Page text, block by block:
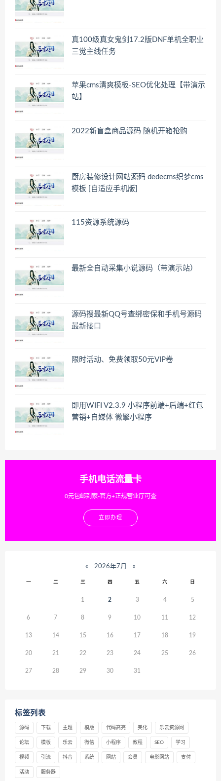
真100级真女鬼剑17.2版DNF单机全职业
三觉主线任务
苹果cms清爽模板-SEO优化处理【带演示
站】
2022新盲盒商品源码 随机开箱抢购
厨房装修设计网站源码 dedecms织梦cms
模板 [自适应手机版]
115资源系统源码
最新全自动采集小说源码（带演示站）
源码搜最新QQ号查绑密保和手机号源码
最新接口
限时活动、免费领取50元VIP卷
即用WIFI V2.3.9 小程序前端+后端+红包
营销+自媒体 微擎小程序
手机电话流量卡
0元包邮到家-官方+正规营业厅可查
立即办理
« 2026年7月 »
一 二 三 四 五 六 日
1 2 3 4 5
6 7 8 9 10 11 12
13 14 15 16 17 18 19
20 21 22 23 24 25 26
27 28 29 30 31
标签列表
源码 下载 主题 模版 代码高亮 美化 乐云资源网
论坛 模板 乐云 微信 小程序 教程 SEO 学习
视频 引流 抖音 系统 网站 会员 电影网站 支付
活动 服务器